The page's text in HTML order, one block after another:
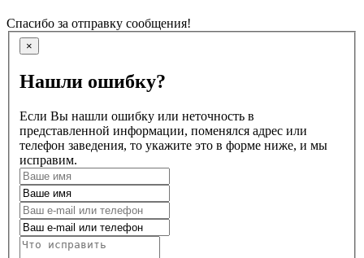
Спасибо за отправку сообщения!
×
Нашли ошибку?
Если Вы нашли ошибку или неточность в
представленной информации, поменялся адрес или
телефон заведения, то укажите это в форме ниже, и мы
исправим.